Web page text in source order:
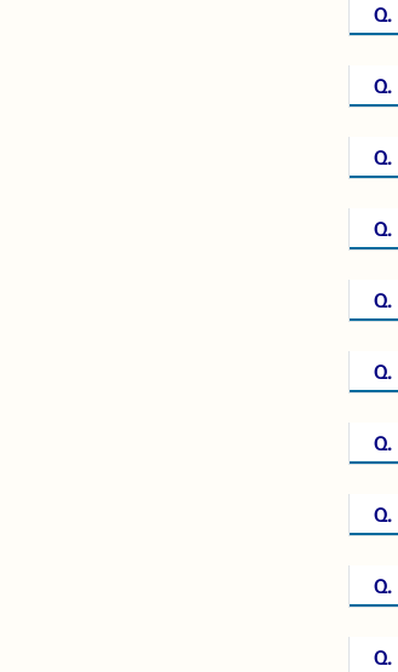
Q.
Q.
Q.
Q.
Q.
Q.
Q.
Q.
Q.
Q.